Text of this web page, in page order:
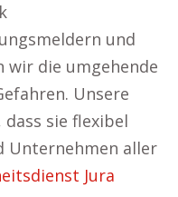
und
wir die umgehende
Unsere
sie flexibel
Unternehmen aller
Jura